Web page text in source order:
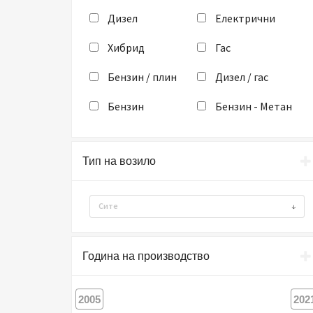
Дизел Електрични
Хибрид Гас
Бензин / плин Дизел / гас
Бензин Бензин - Метан
Тип на возило
Сите
Година на производство
2005